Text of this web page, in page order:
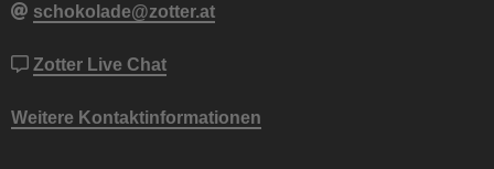
schokolade@zotter.at
Zotter Live Chat
Weitere Kontaktinformationen